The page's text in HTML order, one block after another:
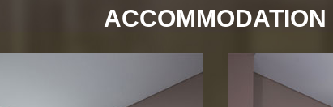
ACCOMMODATION